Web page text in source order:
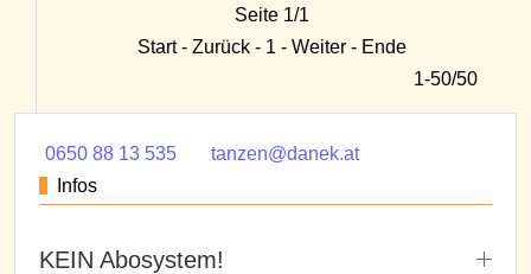
Seite 1/1
Start - Zurück - 1 - Weiter - Ende
1-50/50
0650 88 13 535
tanzen@danek.at
Infos
KEIN Abosystem!